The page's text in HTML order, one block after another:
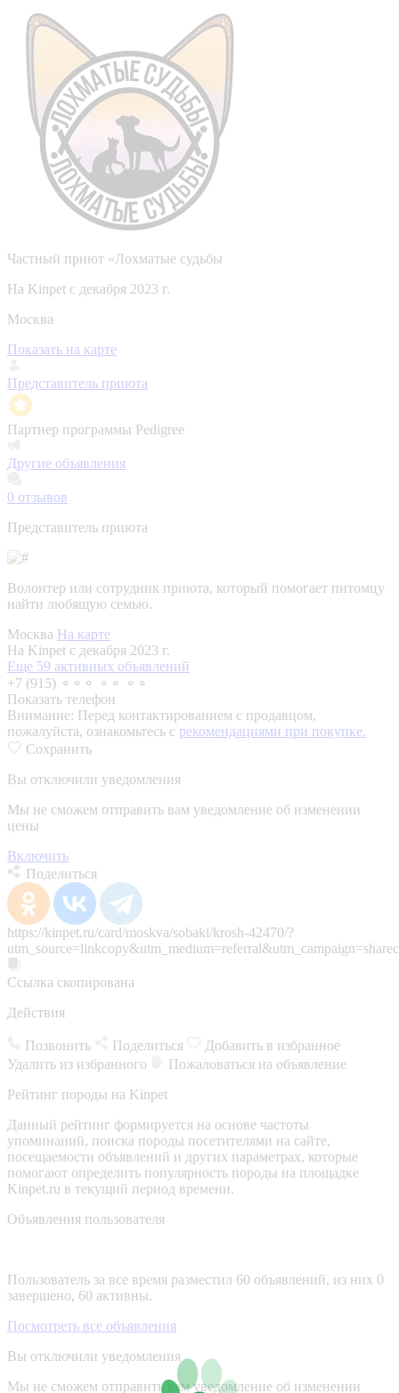
Частный приют «Лохматые судьбы
На Kinpet c декабря 2023 г.
Москва
Показать на карте
Представитель приюта
Партнер программы Pedigree
Другие объявления
0 отзывов
Представитель приюта
Волонтер или сотрудник приюта, который помогает питомцу
найти любящую семью.
Москва На карте
На Kinpet c декабря 2023 г.
Еще 59 активных объявлений
+7 (915) ⚬⚬⚬ ⚬⚬ ⚬⚬
Показать телефон
Внимание: Перед контактированием с продавцом,
пожалуйста, ознакомьтесь с рекомендациями при покупке.
Сохранить
Вы отключили уведомления
Мы не сможем отправить вам уведомление об изменении
цены
Включить
Поделиться
https://kinpet.ru/card/moskva/sobaki/krosh-42470/?
Ссылка скопирована
Действия
Позвонить Поделиться
Добавить в избранное
Удалить из избранного
Пожаловаться на объявление
Рейтинг породы на Kinpet
Данный рейтинг формируется на основе частоты
упоминаний, поиска породы посетителями на сайте,
посещаемости объявлений и других параметрах, которые
помогают определить популярность породы на площадке
Kinpet.ru в текущий период времени.
Объявления пользователя
Пользователь за все время разместил 60 объявлений, из них 0
завершено, 60 активны.
Посмотреть все объявления
Вы отключили уведомления
Мы не сможем отправить вам уведомление об изменении